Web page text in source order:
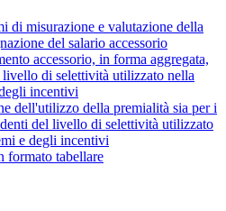
di misurazione e valutazione della
del salario accessorio
accessorio, in forma aggregata,
di selettività utilizzato nella
incentivi
dell'utilizzo della premialità sia per i
del livello di selettività utilizzato
e degli incentivi
formato tabellare